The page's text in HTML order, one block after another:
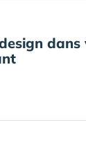
dans